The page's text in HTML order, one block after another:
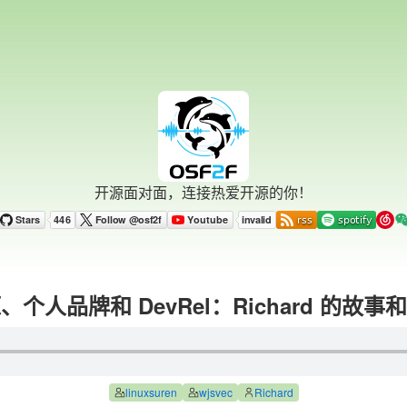
开源面对面，连接热爱开源的你！
个人品牌和 DevRel：Richard 的故事
linuxsuren wjsvec Richard